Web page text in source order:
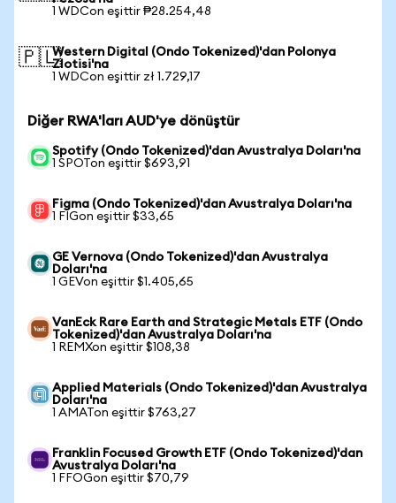
1 WDCon eşittir ₱28.254,48
🇵🇱Western Digital (Ondo Tokenized)'dan Polonya
Zlotisi'na
1 WDCon eşittir zł 1.729,17
Diğer RWA'ları AUD'ye dönüştür
Spotify (Ondo Tokenized)'dan Avustralya Doları'na
1 SPOTon eşittir $693,91
Figma (Ondo Tokenized)'dan Avustralya Doları'na
1 FIGon eşittir $33,65
GE Vernova (Ondo Tokenized)'dan Avustralya
Doları'na
1 GEVon eşittir $1.405,65
VanEck Rare Earth and Strategic Metals ETF (Ondo
Tokenized)'dan Avustralya Doları'na
1 REMXon eşittir $108,38
Applied Materials (Ondo Tokenized)'dan Avustralya
Doları'na
1 AMATon eşittir $763,27
Franklin Focused Growth ETF (Ondo Tokenized)'dan
Avustralya Doları'na
1 FFOGon eşittir $70,79